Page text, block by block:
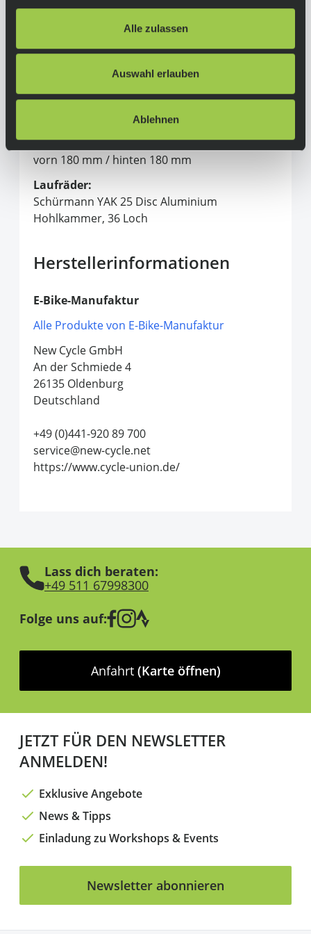
Alle zulassen
Auswahl erlauben
Ablehnen
KMC Kettenblatt 38 Zähne
Bremsen:
Shimano BR-MT410
Bremsscheiben:
vorn 180 mm / hinten 180 mm
Laufräder:
Schürmann YAK 25 Disc Aluminium
Hohlkammer, 36 Loch
Herstellerinformationen
E-Bike-Manufaktur
Alle Produkte von E-Bike-Manufaktur
New Cycle GmbH
An der Schmiede 4
26135 Oldenburg
Deutschland
+49 (0)441-920 89 700
service@new-cycle.net
https://www.cycle-union.de/
Lass dich beraten:
+49 511 67998300
Folge uns auf:
Anfahrt (Karte öffnen)
JETZT FÜR DEN NEWSLETTER
ANMELDEN!
Exklusive Angebote
News & Tipps
Einladung zu Workshops & Events
Newsletter abonnieren